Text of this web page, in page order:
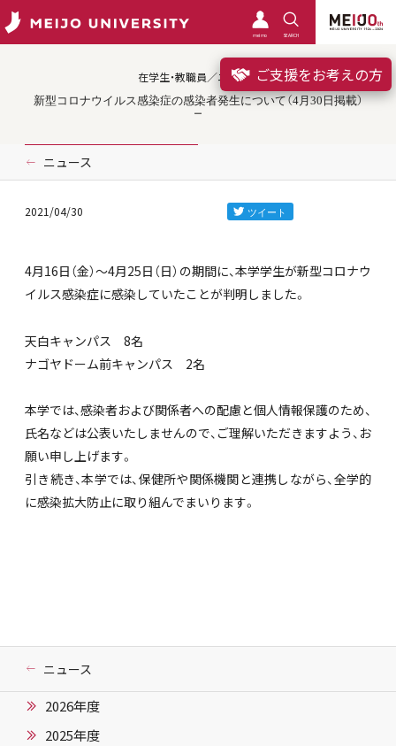
meimo SEARCH
ご支援をお考えの方
在学生・教職員／ニュース
新型コロナウイルス感染症の感染者発生について（4月30日掲載）
ニュース
2021/04/30
4月16日（金）～4月25日（日）の期間に、本学学生が新型コロナウ
イルス感染症に感染していたことが判明しました。
天白キャンパス 8名
ナゴヤドーム前キャンパス 2名
本学では、感染者および関係者への配慮と個人情報保護のため、
氏名などは公表いたしませんので、ご理解いただきますよう、お
願い申し上げます。
引き続き、本学では、保健所や関係機関と連携しながら、全学的
に感染拡大防止に取り組んでまいります。
ニュース
2026年度
2025年度